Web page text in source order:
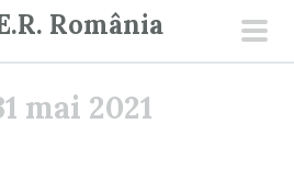
România
mai 2021